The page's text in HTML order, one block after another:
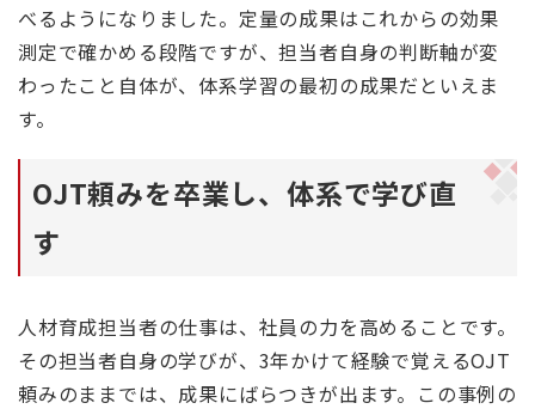
べるようになりました。定量の成果はこれからの効果
測定で確かめる段階ですが、担当者自身の判断軸が変
わったこと自体が、体系学習の最初の成果だといえま
す。
OJT頼みを卒業し、体系で学び直
す
人材育成担当者の仕事は、社員の力を高めることです。
その担当者自身の学びが、3年かけて経験で覚えるOJT
頼みのままでは、成果にばらつきが出ます。この事例の